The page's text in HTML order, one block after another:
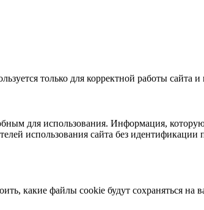
только для корректной работы сайта и
для использования. Информация,
использования сайта без идентификации
какие файлы cookie будут сохраняться на